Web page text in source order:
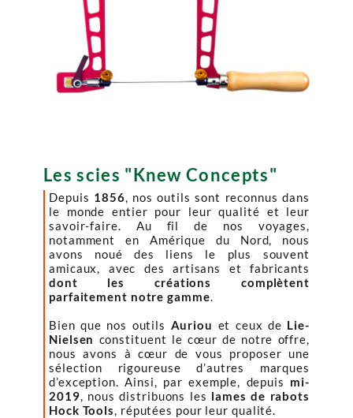
Les scies "Knew Concepts"
Depuis 1856, nos outils sont reconnus dans
le monde entier pour leur qualité et leur
savoir-faire. Au fil de nos voyages,
notamment en Amérique du Nord, nous
avons noué des liens le plus souvent
amicaux, avec des artisans et fabricants
dont les créations complètent
parfaitement notre gamme.
Bien que nos outils Auriou et ceux de Lie-
Nielsen constituent le cœur de notre offre,
nous avons à cœur de vous proposer une
sélection rigoureuse d’autres marques
d’exception. Ainsi, par exemple, depuis mi-
2019, nous distribuons les lames de rabots
Hock Tools, réputées pour leur qualité.